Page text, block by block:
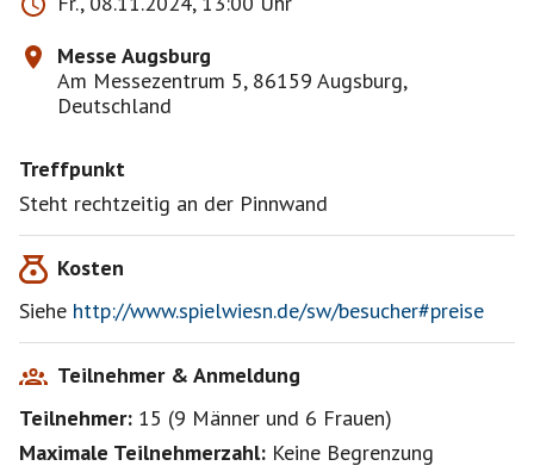
Messe Augsburg
Am Messezentrum 5, 86159 Augsburg,
Deutschland
Treffpunkt
Steht rechtzeitig an der Pinnwand
Kosten
Siehe http://www.spielwiesn.de/sw/besucher#preise
Teilnehmer & Anmeldung
Teilnehmer: 15 (9 Männer und 6 Frauen)
Maximale Teilnehmerzahl: Keine Begrenzung